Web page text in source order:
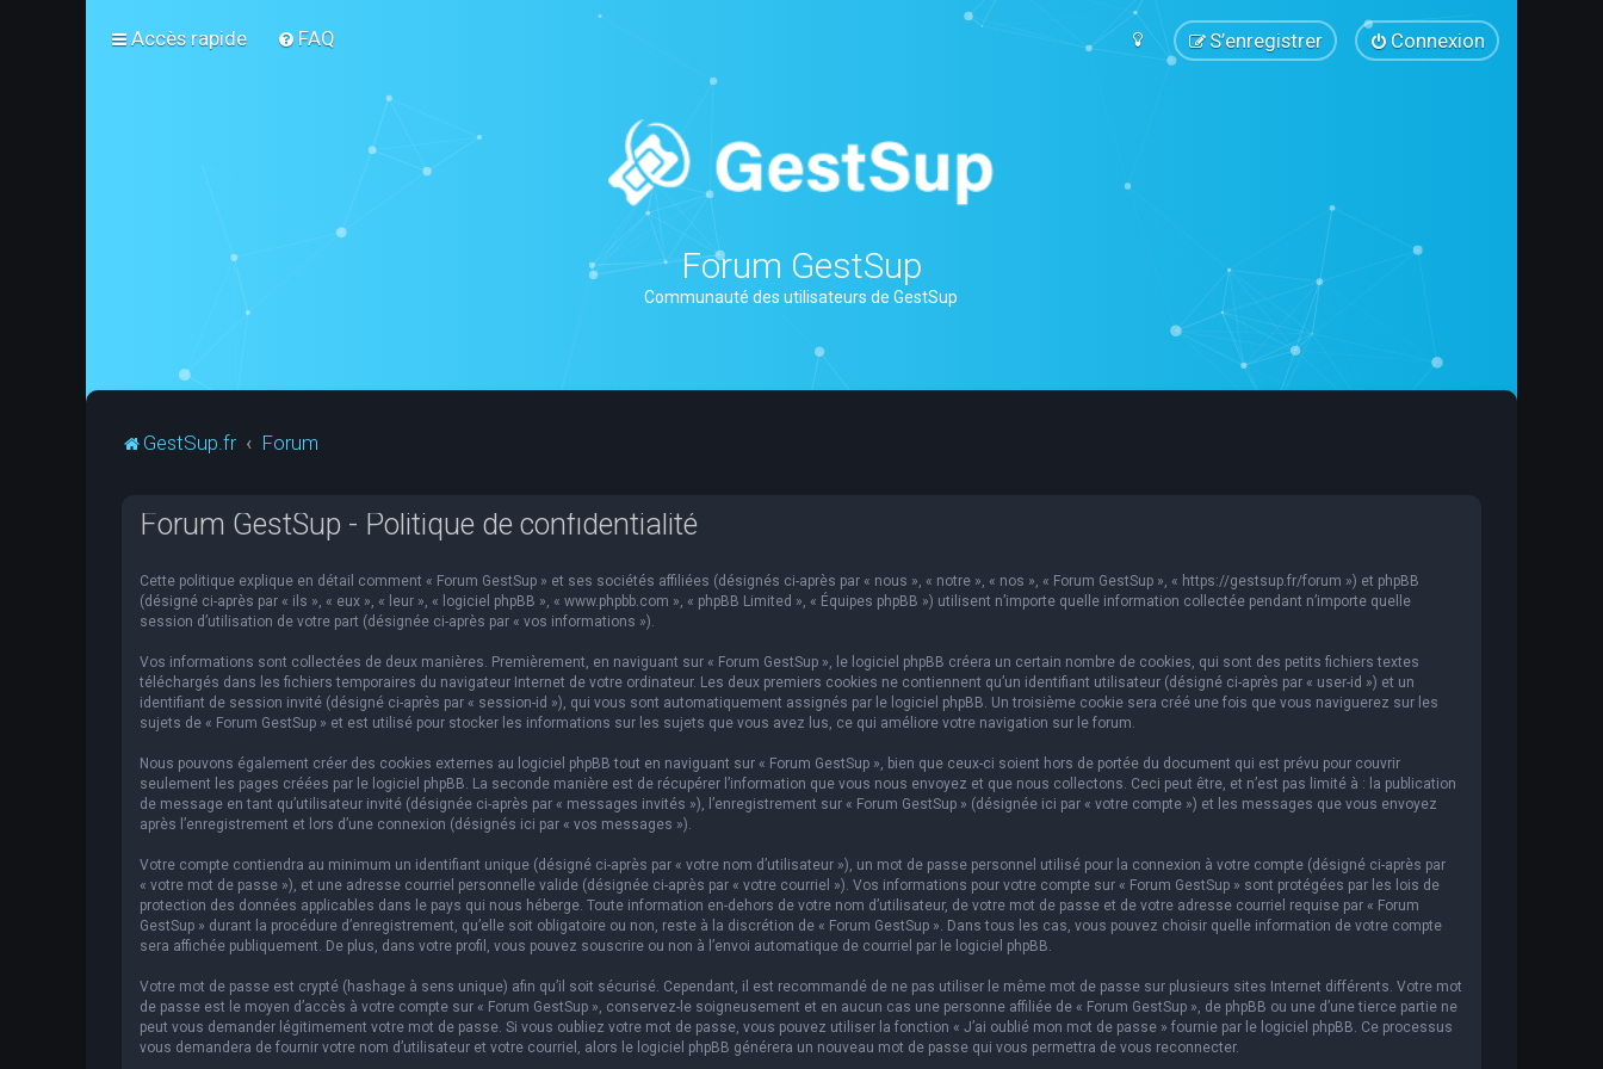
Accès rapide FAQ Connexion
S’enregistrer
Forum GestSup
Communauté des utilisateurs de GestSup
GestSup.fr Forum
Forum GestSup - Politique de confidentialité
Cette politique explique en détail comment « Forum GestSup » et ses sociétés affiliées (désignés ci-après par « nous », « notre », « nos », « Forum GestSup », « https://gestsup.fr/forum ») et phpBB
(désigné ci-après par « ils », « eux », « leur », « logiciel phpBB », « www.phpbb.com », « phpBB Limited », « Équipes phpBB ») utilisent n’importe quelle information collectée pendant n’importe quelle
session d’utilisation de votre part (désignée ci-après par « vos informations »).
Vos informations sont collectées de deux manières. Premièrement, en naviguant sur « Forum GestSup », le logiciel phpBB créera un certain nombre de cookies, qui sont des petits fichiers textes
téléchargés dans les fichiers temporaires du navigateur Internet de votre ordinateur. Les deux premiers cookies ne contiennent qu’un identifiant utilisateur (désigné ci-après par « user-id ») et un
identifiant de session invité (désigné ci-après par « session-id »), qui vous sont automatiquement assignés par le logiciel phpBB. Un troisième cookie sera créé une fois que vous naviguerez sur les
sujets de « Forum GestSup » et est utilisé pour stocker les informations sur les sujets que vous avez lus, ce qui améliore votre navigation sur le forum.
Nous pouvons également créer des cookies externes au logiciel phpBB tout en naviguant sur « Forum GestSup », bien que ceux-ci soient hors de portée du document qui est prévu pour couvrir
seulement les pages créées par le logiciel phpBB. La seconde manière est de récupérer l’information que vous nous envoyez et que nous collectons. Ceci peut être, et n’est pas limité à : la publication
de message en tant qu’utilisateur invité (désignée ci-après par « messages invités »), l’enregistrement sur « Forum GestSup » (désignée ici par « votre compte ») et les messages que vous envoyez
après l’enregistrement et lors d’une connexion (désignés ici par « vos messages »).
Votre compte contiendra au minimum un identifiant unique (désigné ci-après par « votre nom d’utilisateur »), un mot de passe personnel utilisé pour la connexion à votre compte (désigné ci-après par
« votre mot de passe »), et une adresse courriel personnelle valide (désignée ci-après par « votre courriel »). Vos informations pour votre compte sur « Forum GestSup » sont protégées par les lois de
protection des données applicables dans le pays qui nous héberge. Toute information en-dehors de votre nom d’utilisateur, de votre mot de passe et de votre adresse courriel requise par « Forum
GestSup » durant la procédure d’enregistrement, qu’elle soit obligatoire ou non, reste à la discrétion de « Forum GestSup ». Dans tous les cas, vous pouvez choisir quelle information de votre compte
sera affichée publiquement. De plus, dans votre profil, vous pouvez souscrire ou non à l’envoi automatique de courriel par le logiciel phpBB.
Votre mot de passe est crypté (hashage à sens unique) afin qu’il soit sécurisé. Cependant, il est recommandé de ne pas utiliser le même mot de passe sur plusieurs sites Internet différents. Votre mot
de passe est le moyen d’accès à votre compte sur « Forum GestSup », conservez-le soigneusement et en aucun cas une personne affiliée de « Forum GestSup », de phpBB ou une d’une tierce partie ne
peut vous demander légitimement votre mot de passe. Si vous oubliez votre mot de passe, vous pouvez utiliser la fonction « J’ai oublié mon mot de passe » fournie par le logiciel phpBB. Ce processus
vous demandera de fournir votre nom d’utilisateur et votre courriel, alors le logiciel phpBB générera un nouveau mot de passe qui vous permettra de vous reconnecter.